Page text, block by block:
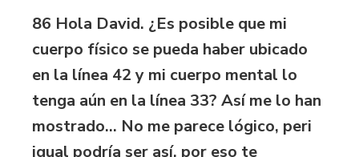
86 Hola David. ¿Es posible que mi
cuerpo físico se pueda haber ubicado
en la línea 42 y mi cuerpo mental lo
tenga aún en la línea 33? Así me lo han
mostrado… No me parece lógico, peri
igual podría ser así, por eso te